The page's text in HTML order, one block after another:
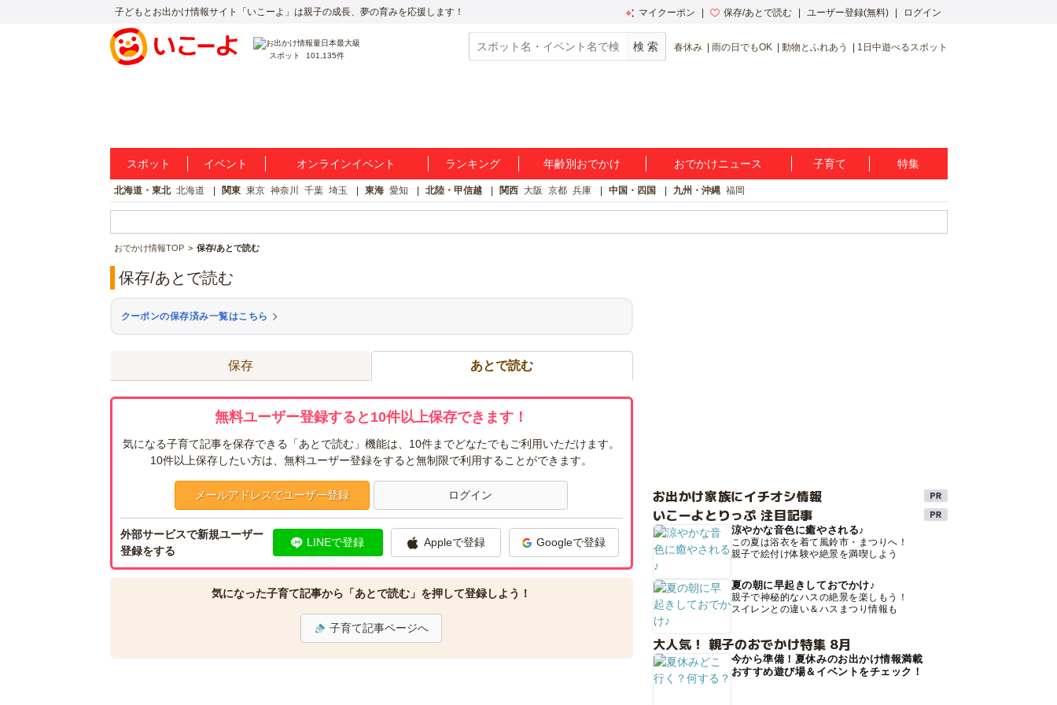
子どもとお出かけ情報サイト「いこーよ」は親子の成長、夢の育みを応援します！ マイクーポン 保存/あとで読む ユーザー登録(無料) ログイン
スポット 101,135件
春休み 雨の日でもOK 動物とふれあう 1日中遊べるスポット
スポット イベント オンラインイベント ランキング 年齢別おでかけ おでかけニュース 子育て 特集
北海道・東北 北海道 関東 東京 神奈川 千葉 埼玉 東海 愛知 北陸・甲信越 関西 大阪 京都 兵庫 中国・四国 九州・沖縄 福岡
おでかけ情報TOP 保存/あとで読む
保存/あとで読む
クーポンの保存済み一覧はこちら
保存 あとで読む
無料ユーザー登録すると10件以上保存できます！
気になる子育て記事を保存できる「あとで読む」機能は、10件までどなたでもご利用いただけます。
10件以上保存したい方は、無料ユーザー登録をすると無制限で利用することができます。
メールアドレスでユーザー登録 ログイン
外部サービスで新規ユーザー
登録をする
LINEで登録 Appleで登録 Googleで登録
気になった子育て記事から「あとで読む」を押して登録しよう！
子育て記事ページへ
お出かけ家族にイチオシ情報
いこーよとりっぷ 注目記事
涼やかな音色に癒やされる♪
この夏は浴衣を着て風鈴市・まつりへ！
親子で絵付け体験や絶景を満喫しよう
夏の朝に早起きしておでかけ♪
親子で神秘的なハスの絶景を楽しもう！
スイレンとの違い＆ハスまつり情報も
大人気！ 親子のおでかけ特集 8月
今から準備！夏休みのお出かけ情報満載
おすすめ遊び場＆イベントをチェック！